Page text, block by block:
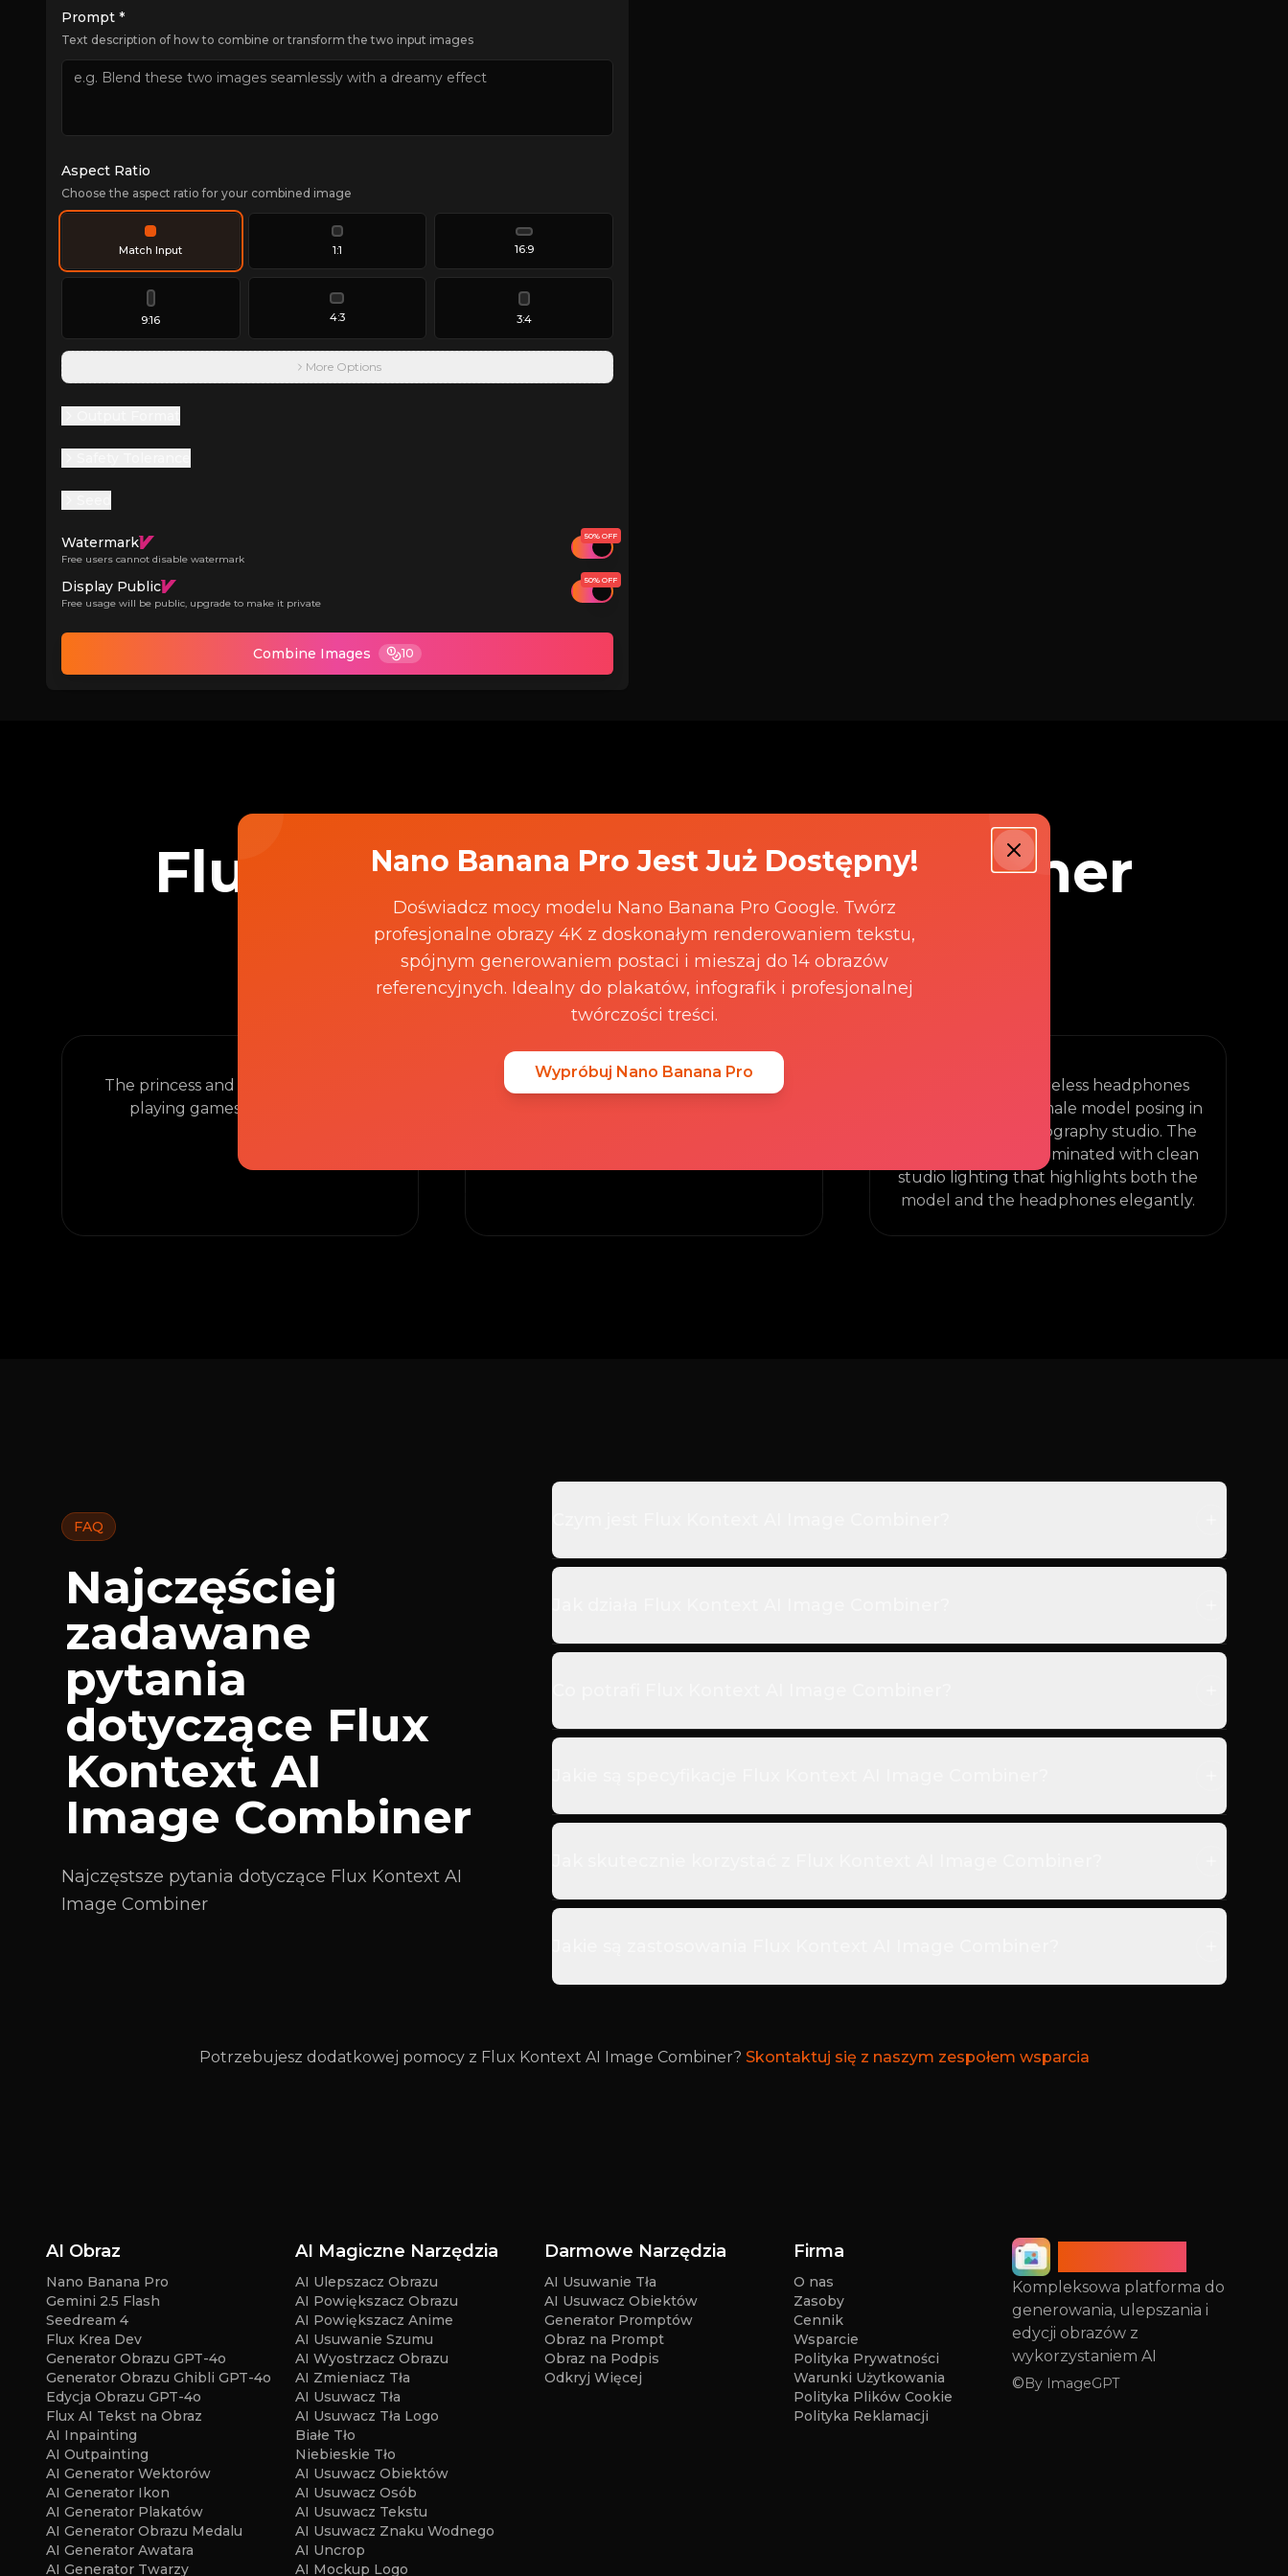
Prompt *
Text description of how to combine or transform the two input images
Aspect Ratio
Choose the aspect ratio for your combined image
Match Input 1:1 16:9
9:16 4:3 3:4
More Options
Watermark
Free users cannot disable watermark
50% OFF
Display Public
Free usage will be public, upgrade to make it private
50% OFF
Combine Images 10
Flux Kontext AI Image Combiner
Examples
The princess and her cat knight are
playing games in the garden.
The woman and this item are both in a
Place the sleek wireless headphones
onto the head of a male model posing in
a professional photography studio. The
scene should be illuminated with clean
studio lighting that highlights both the
model and the headphones elegantly.
FAQ
Najczęściej
zadawane
pytania
dotyczące Flux
Kontext AI
Image Combiner
Najczęstsze pytania dotyczące Flux Kontext AI
Image Combiner
Potrzebujesz dodatkowej pomocy z Flux Kontext AI Image Combiner? Skontaktuj się z naszym zespołem wsparcia
AI Obraz
Nano Banana Pro
Gemini 2.5 Flash
Seedream 4
Flux Krea Dev
Generator Obrazu GPT-4o
Generator Obrazu Ghibli GPT-4o
Edycja Obrazu GPT-4o
Flux AI Tekst na Obraz
AI Inpainting
AI Outpainting
AI Generator Wektorów
AI Generator Ikon
AI Generator Plakatów
AI Generator Obrazu Medalu
AI Generator Awatara
AI Generator Twarzy
AI Magiczne Narzędzia
AI Ulepszacz Obrazu
AI Powiększacz Obrazu
AI Powiększacz Anime
AI Usuwanie Szumu
AI Wyostrzacz Obrazu
AI Zmieniacz Tła
AI Usuwacz Tła
AI Usuwacz Tła Logo
Białe Tło
Niebieskie Tło
AI Usuwacz Obiektów
AI Usuwacz Osób
AI Usuwacz Tekstu
AI Usuwacz Znaku Wodnego
AI Uncrop
AI Mockup Logo
Darmowe Narzędzia
AI Usuwanie Tła
AI Usuwacz Obiektów
Generator Promptów
Obraz na Prompt
Obraz na Podpis
Odkryj Więcej
Firma
O nas
Zasoby
Cennik
Wsparcie
Polityka Prywatności
Warunki Użytkowania
Polityka Plików Cookie
Polityka Reklamacji
Kompleksowa platforma do
generowania, ulepszania i
edycji obrazów z
wykorzystaniem AI
©By ImageGPT
Nano Banana Pro Jest Już Dostępny!
Doświadcz mocy modelu Nano Banana Pro Google. Twórz
profesjonalne obrazy 4K z doskonałym renderowaniem tekstu,
spójnym generowaniem postaci i mieszaj do 14 obrazów
referencyjnych. Idealny do plakatów, infografik i profesjonalnej
twórczości treści.
Wypróbuj Nano Banana Pro